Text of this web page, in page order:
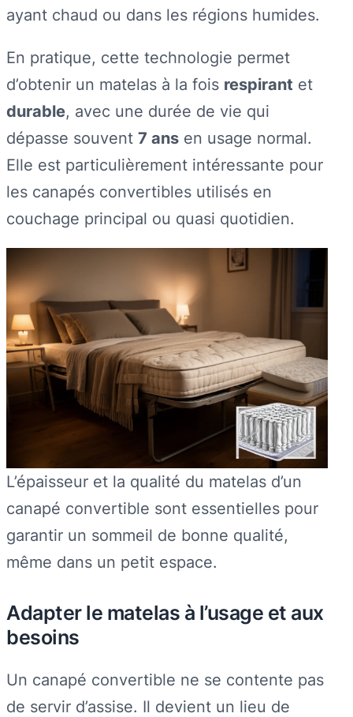
ayant chaud ou dans les régions humides.
En pratique, cette technologie permet
d’obtenir un matelas à la fois respirant et
durable, avec une durée de vie qui
dépasse souvent 7 ans en usage normal.
Elle est particulièrement intéressante pour
les canapés convertibles utilisés en
couchage principal ou quasi quotidien.
L’épaisseur et la qualité du matelas d’un
canapé convertible sont essentielles pour
garantir un sommeil de bonne qualité,
même dans un petit espace.
Adapter le matelas à l’usage et aux
besoins
Un canapé convertible ne se contente pas
de servir d’assise. Il devient un lieu de